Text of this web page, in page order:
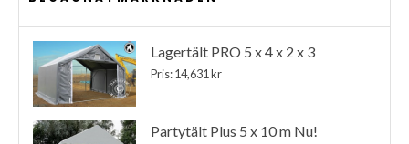
Lagertält PRO 5 x 4 x 2 x 3
Pris: 14,631 kr
Partytält Plus 5 x 10 m Nu!